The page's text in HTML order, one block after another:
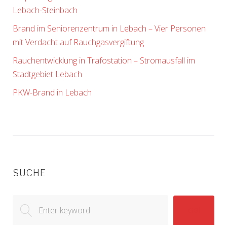
Lebach-Steinbach
Brand im Seniorenzentrum in Lebach – Vier Personen
mit Verdacht auf Rauchgasvergiftung
Rauchentwicklung in Trafostation – Stromausfall im
Stadtgebiet Lebach
PKW-Brand in Lebach
SUCHE
for: